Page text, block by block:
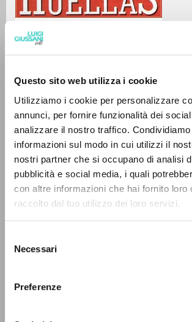
Questo sito web utilizza i cookie
Utilizziamo i cookie per personalizzare
annunci, per fornire funzionalità dei
analizzare il nostro traffico.
informazioni sul modo in cui utilizzi il
nostri partner che si occupano di analisi
pubblicità e social media, i quali
con altre informazioni che hai fornito loro
raccolto dal tuo utilizzo dei loro servizi.
delNecessari
Preferenze
Giussani LuigiAutor
Español
Litterae Communionis-Huellas
1998
Páginas: 1
0DOCUMENTOS
RESULTADOS SUCESIVOS